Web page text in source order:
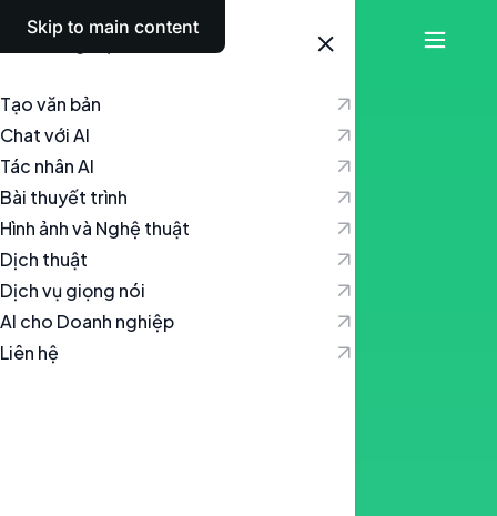
Skip to main content
Tạo văn bản
Chat với AI
Tác nhân AI
Bài thuyết trình
Hình ảnh và Nghệ thuật
Dịch thuật
Dịch vụ giọng nói
AI cho Doanh nghiệp
Liên hệ